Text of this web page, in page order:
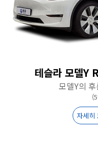
테슬라 모델Y
모델Y의
자세히